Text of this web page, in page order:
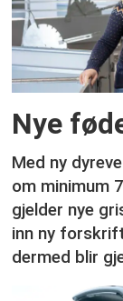
Nye
Med ny
om minimum
gjelder nye
inn ny
dermed blir